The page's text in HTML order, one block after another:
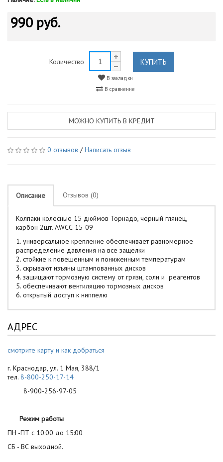
990 руб.
Количество КУПИТЬ
В закладки
В сравнение
МОЖНО КУПИТЬ В КРЕДИТ
0 отзывов /Написать отзыв
Описание Отзывов (0)
Колпаки колесные 15 дюймов Торнадо, черный глянец,
карбон 2шт. AWCC-15-09
1. универсальное крепление обеспечивает равномерное
распределение давления на все защелки
2. стойкие к повешенным и пониженным температурам
3. скрывают изъяны штампованных дисков
4. защищают тормозную систему от грязи, соли и реагентов
5. обеспечивают вентиляцию тормозных дисков
6. открытый доступ к ниппелю
АДРЕС
смотрите карту и как добраться
г. Краснодар, ул. 1 Мая, 388/1
тел. 8-800-250-17-14
8-900-256-97-05
Режим работы
ПН -ПТ с 10:00 до 15:00
СБ - ВС выходной.